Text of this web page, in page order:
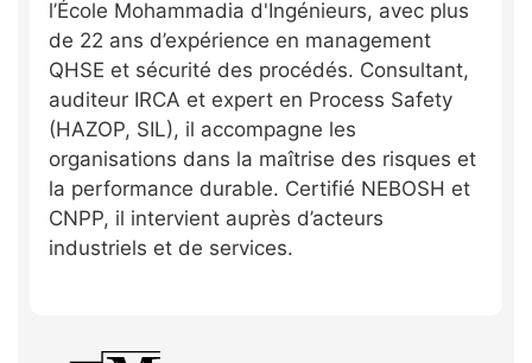
l’École Mohammadia d'Ingénieurs, avec plus
de 22 ans d’expérience en management
QHSE et sécurité des procédés. Consultant,
auditeur IRCA et expert en Process Safety
(HAZOP, SIL), il accompagne les
organisations dans la maîtrise des risques et
la performance durable. Certifié NEBOSH et
CNPP, il intervient auprès d’acteurs
industriels et de services.